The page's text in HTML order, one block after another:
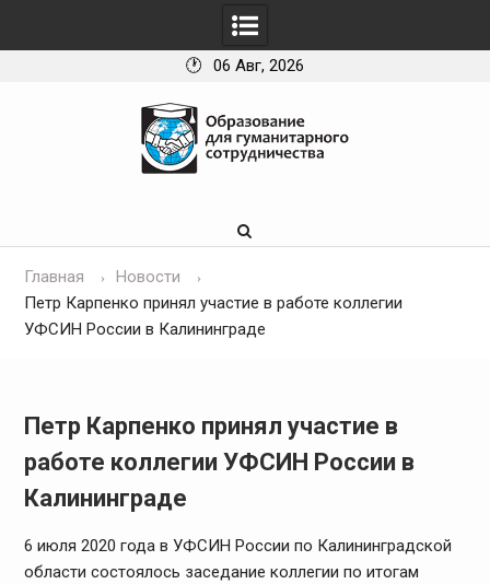
06 Авг, 2026
Главная
Новости
Петр Карпенко принял участие в работе коллегии
УФСИН России в Калининграде
Петр Карпенко принял участие в
работе коллегии УФСИН России в
Калининграде
6 июля 2020 года в УФСИН России по Калининградской
области состоялось заседание коллегии по итогам